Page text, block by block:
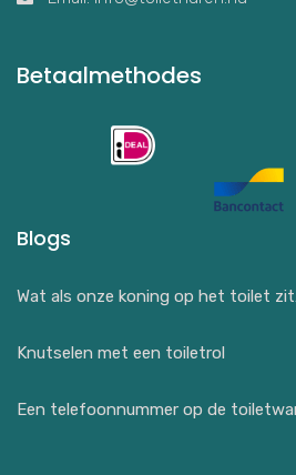
Betaalmethodes
Blogs
Wat als onze koning op het toilet
Knutselen met een toiletrol
Een telefoonnummer op de